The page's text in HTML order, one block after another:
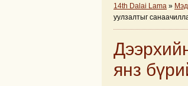
14th Dalai Lama »
уулзалтыг
янз